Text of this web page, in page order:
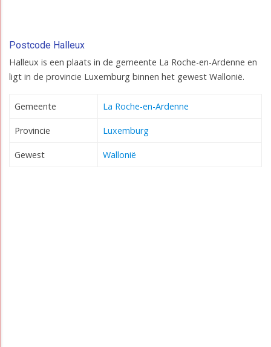
Postcode Halleux
Halleux is een plaats in de gemeente La Roche-en-Ardenne en
ligt in de provincie Luxemburg binnen het gewest Wallonië.
Gemeente La Roche-en-Ardenne
Provincie Luxemburg
Gewest Wallonië